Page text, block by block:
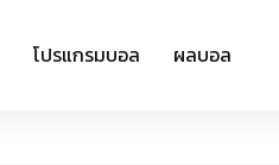
โปรแกรมบอล ผลบอล